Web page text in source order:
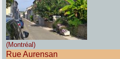
(Montréal)
Rue Aurensan